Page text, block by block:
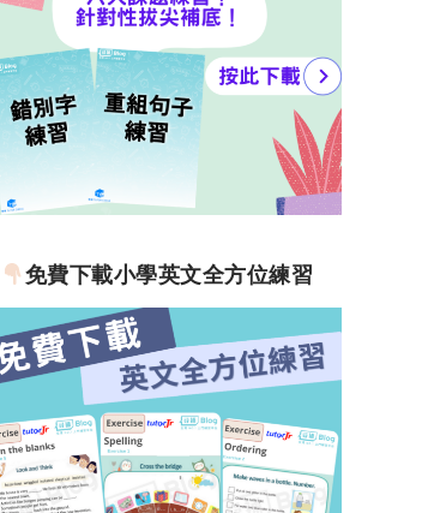
免費下載小學英文全方位練習